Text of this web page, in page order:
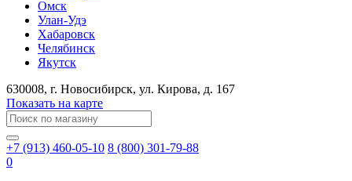
Омск
Улан-Удэ
Хабаровск
Челябинск
Якутск
630008, г. Новосибирск, ул. Кирова, д. 167
Показать на карте
+7 (913) 460-05-10 8 (800) 301-79-88
0